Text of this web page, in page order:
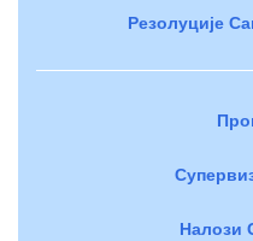
Резолуције
Налози